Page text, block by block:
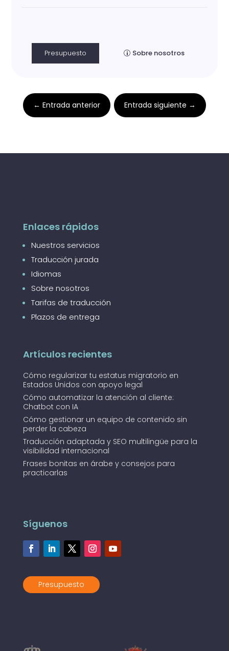
Presupuesto Sobre nosotros
← Entrada anterior Entrada siguiente →
Enlaces rápidos
Nuestros servicios
Traducción jurada
Idiomas
Sobre nosotros
Tarifas de traducción
Plazos de entrega
Artículos recientes
Cómo regularizar tu estatus migratorio en
Estados Unidos con apoyo legal
Cómo automatizar la atención al cliente:
Chatbot con IA
Cómo gestionar un equipo de contenido sin
perder la cabeza
Traducción adaptada y SEO multilingüe para la
visibilidad internacional
Frases bonitas en árabe y consejos para
practicarlas
Síguenos
Presupuesto